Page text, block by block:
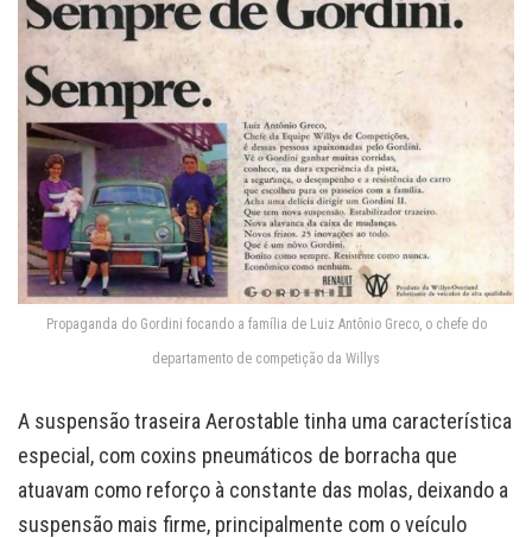
Propaganda do Gordini focando a família de Luiz Antônio Greco, o chefe do
departamento de competição da Willys
A suspensão traseira Aerostable tinha uma característica
especial, com coxins pneumáticos de borracha que
atuavam como reforço à constante das molas, deixando a
suspensão mais firme, principalmente com o veículo